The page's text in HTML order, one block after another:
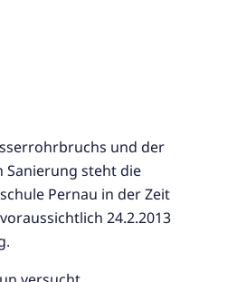
und der
steht die
Pernau in der Zeit
24.2.2013